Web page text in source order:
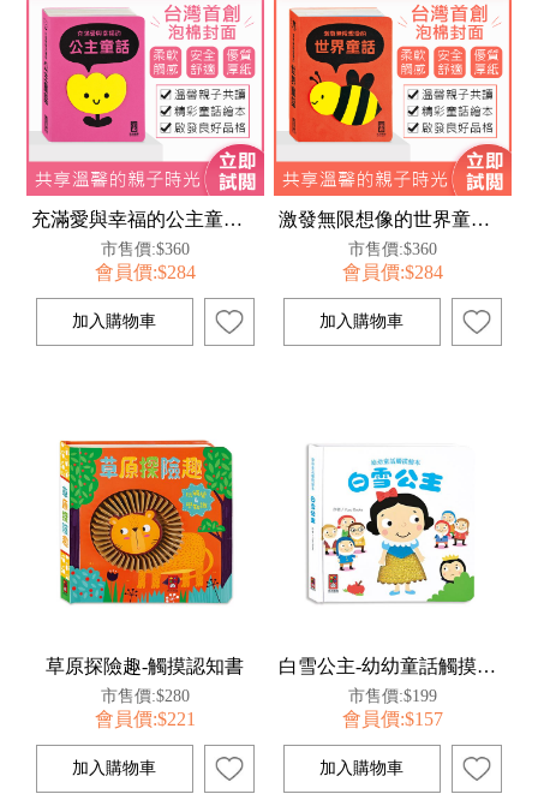
充滿愛與幸福的公主童話(柔軟泡棉封面)
市售價:$360
會員價:$284
激發無限想像的世界童話(柔軟泡棉封面)
市售價:$360
會員價:$284
草原探險趣-觸摸認知書
市售價:$280
會員價:$221
白雪公主-幼幼童話觸摸繪本
市售價:$199
會員價:$157